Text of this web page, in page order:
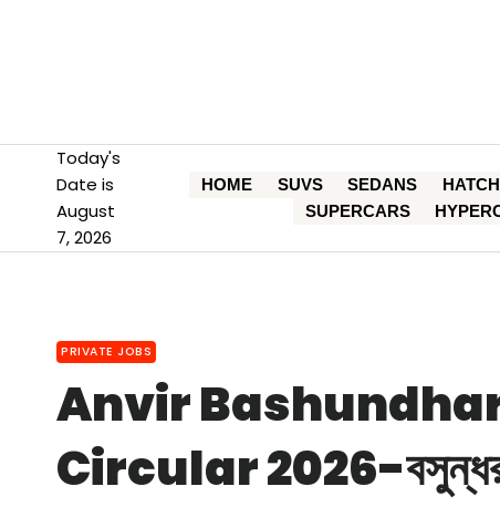
Today's
Date is
August
7, 2026
HOME SUVS SEDANS
SUPERCARS
PRIVATE JOBS
Anvir
Circular 2026-বসুন্ধরা